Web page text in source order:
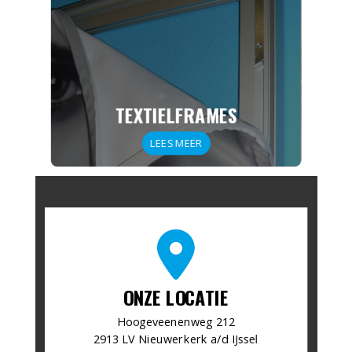
TEXTIELFRAMES
LEES MEER
fa-
marker-
alt
ONZE LOCATIE
​Hoogeveenenweg 212
2913 LV Nieuwerkerk a/d IJssel